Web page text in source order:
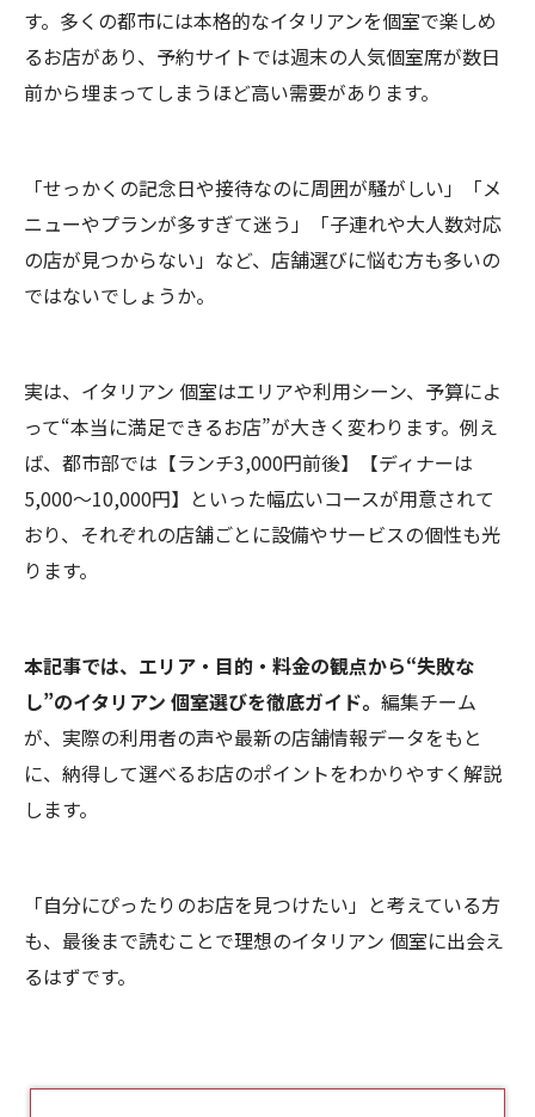
す。多くの都市には本格的なイタリアンを個室で楽しめ
るお店があり、予約サイトでは週末の人気個室席が数日
前から埋まってしまうほど高い需要があります。
「せっかくの記念日や接待なのに周囲が騒がしい」「メ
ニューやプランが多すぎて迷う」「子連れや大人数対応
の店が見つからない」など、店舗選びに悩む方も多いの
ではないでしょうか。
実は、イタリアン 個室はエリアや利用シーン、予算によ
って“本当に満足できるお店”が大きく変わります。例え
ば、都市部では【ランチ3,000円前後】【ディナーは
5,000～10,000円】といった幅広いコースが用意されて
おり、それぞれの店舗ごとに設備やサービスの個性も光
ります。
本記事では、エリア・目的・料金の観点から“失敗な
し”のイタリアン 個室選びを徹底ガイド。 編集チーム
が、実際の利用者の声や最新の店舗情報データをもと
に、納得して選べるお店のポイントをわかりやすく解説
します。
「自分にぴったりのお店を見つけたい」と考えている方
も、最後まで読むことで理想のイタリアン 個室に出会え
るはずです。